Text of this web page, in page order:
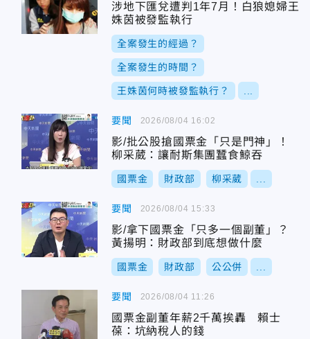
涉地下匯兌遭判1年7月！白狼媳婦王
姝茵被發監執行
全案發生的經過？
全案發生的時間？
王姝茵何時被發監執行？
要聞
影/批公股搶國票金「只是門神」！
柳采葳：讓耐斯集團蠶食鯨吞
國票金 財政部 柳采葳
2026/08/04 16:02
要聞
影/拿下國票金「只多一個副董」？
黃揚明：財政部到底想做什麼
國票金 財政部 公公併
2026/08/04 15:33
要聞
國票金副董年薪2千萬挨轟 賴士
葆：坑納稅人的錢
2026/08/04 11:26